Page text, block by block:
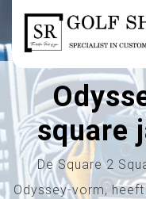
square
De Square 2
Odyssey-vorm,